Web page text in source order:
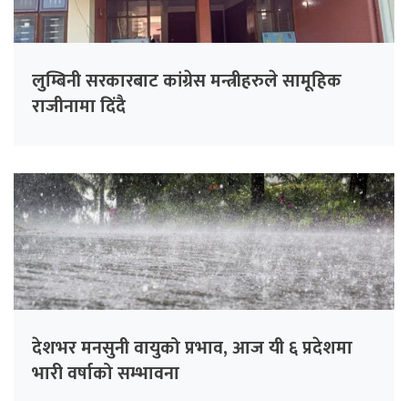
लुम्बिनी सरकारबाट कांग्रेस मन्त्रीहरुले सामूहिक
राजीनामा दिंदै
देशभर मनसुनी वायुको प्रभाव, आज यी ६ प्रदेशमा
भारी वर्षाको सम्भावना